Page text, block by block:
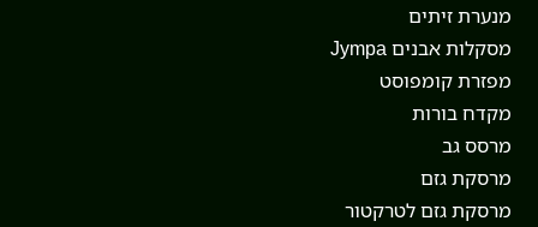
מנערת זיתים
מסקלות אבנים Jympa
מפזרת קומפוסט
מקדח בורות
מרסס גב
מרסקת גזם
מרסקת גזם לטרקטור